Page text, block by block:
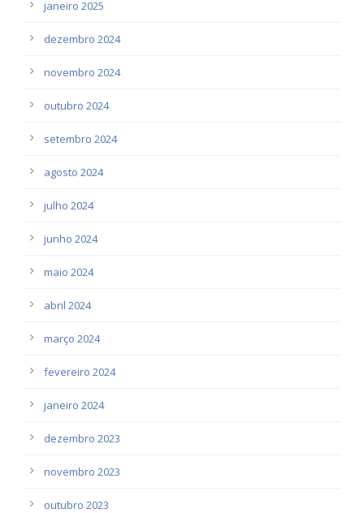
janeiro 2025
dezembro 2024
novembro 2024
outubro 2024
setembro 2024
agosto 2024
julho 2024
junho 2024
maio 2024
abril 2024
março 2024
fevereiro 2024
janeiro 2024
dezembro 2023
novembro 2023
outubro 2023